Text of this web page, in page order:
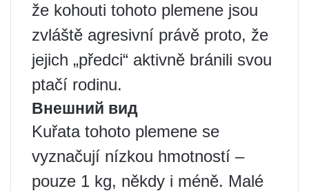
že kohouti tohoto plemene jsou
zvláště agresivní právě proto, že
jejich „předci“ aktivně bránili svou
ptačí rodinu.
Внешний вид
Kuřata tohoto plemene se
vyznačují nízkou hmotností –
pouze 1 kg, někdy i méně. Malé